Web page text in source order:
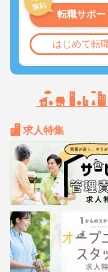
転職サポー
はじめて転
求人特集